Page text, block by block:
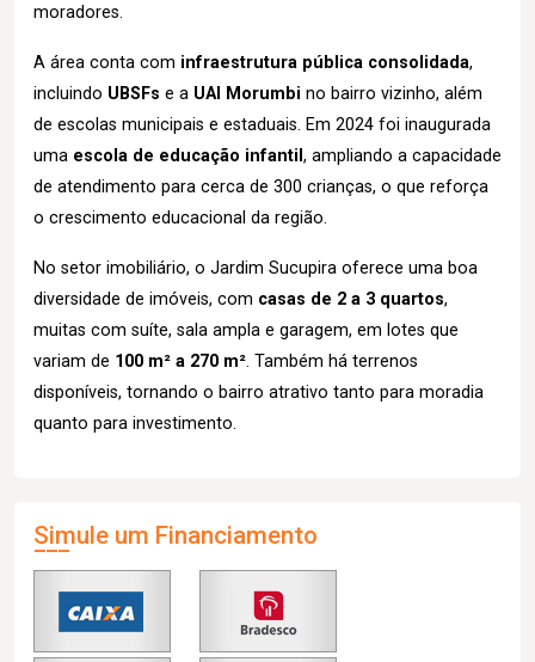
moradores.
A área conta com infraestrutura pública consolidada,
incluindo UBSFs e a UAI Morumbi no bairro vizinho, além
de escolas municipais e estaduais. Em 2024 foi inaugurada
uma escola de educação infantil , ampliando a capacidade
de atendimento para cerca de 300 crianças, o que reforça
o crescimento educacional da região.
No setor imobiliário, o Jardim Sucupira oferece uma boa
diversidade de imóveis, com casas de 2 a 3 quartos,
muitas com suíte, sala ampla e garagem, em lotes que
variam de 100 m² a 270 m². Também há terrenos
disponíveis, tornando o bairro atrativo tanto para moradia
quanto para investimento.
Simule um Financiamento